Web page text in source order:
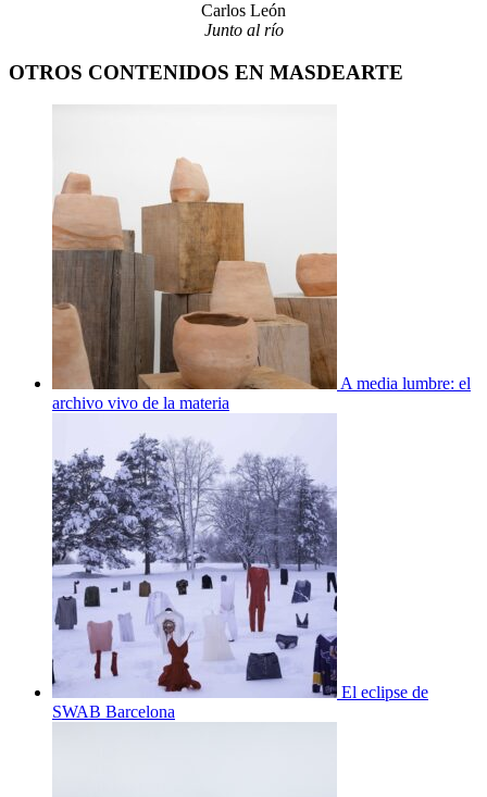
Carlos León
Junto al río
OTROS CONTENIDOS EN MASDEARTE
A media lumbre: el
archivo vivo de la materia
El eclipse de
SWAB Barcelona